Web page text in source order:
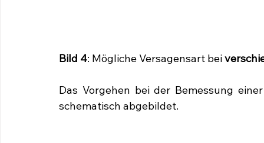
Bild 4: Mögliche Versagensart bei
Das Vorgehen bei der Bemessung
schematisch abgebildet.